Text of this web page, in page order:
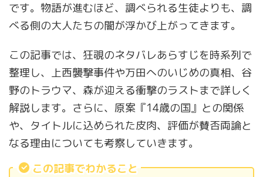
です。物語が進むほど、調べられる生徒よりも、調
べる側の大人たちの闇が浮かび上がってきます。
この記事では、狂覗のネタバレあらすじを時系列で
整理し、上西襲撃事件や万田へのいじめの真相、谷
野のトラウマ、森が迎える衝撃のラストまで詳しく
解説します。さらに、原案『14歳の国』との関係
や、タイトルに込められた皮肉、評価が賛否両論と
なる理由についても考察していきます。
この記事でわかること